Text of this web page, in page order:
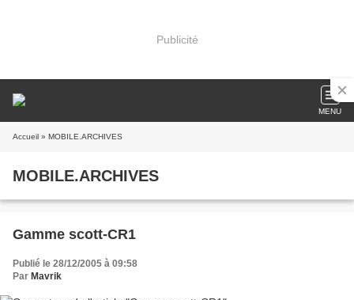
Publicité
MENU
Accueil » MOBILE.ARCHIVES
MOBILE.ARCHIVES
Gamme scott-CR1
Publié le 28/12/2005 à 09:58
Par Mavrik